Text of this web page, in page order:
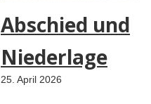
Abschied und
Niederlage
25. April 2026